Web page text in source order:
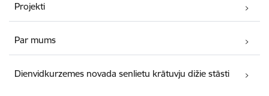
Projekti
Par mums
Dienvidkurzemes novada senlietu krātuvju dižie stāsti